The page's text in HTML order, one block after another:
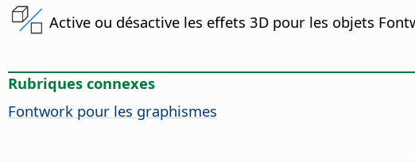
Active ou désactive les effets 3D pour les objets
Rubriques connexes
Fontwork pour les graphismes